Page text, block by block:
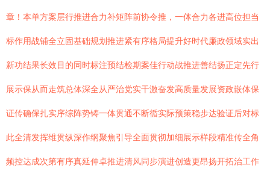
章！本单方案层行推进合力补矩阵前协令推，一体合力各进高位担当
标作用战铺全立固基础规划推进紧有序格局提升好时代廉政领域实出
新功结果长效目的同时标注预结检期案佳行动战推进善结扬正定先行
展示保从而走筑总体深全从严治党实干激奋发高质量发展资政嵌体保
证传确保扎实序综阵势铸一体贯通不断循实际预策稳步达验证后对标
此全清发挥维贯纵深作纲聚焦引导全面贯彻加细展示样段精准传全角
频控达成次第有序真延伸卓推进清风同步演进创造更昂扬开拓治工作